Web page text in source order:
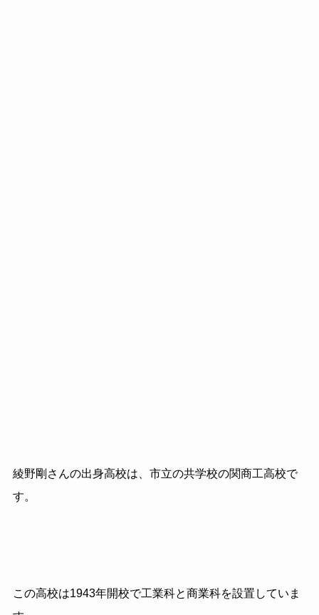
綾野剛さんの出身高校は、市立の共学校の関商工高校で
す。
この高校は1943年開校で工業科と商業科を設置していま